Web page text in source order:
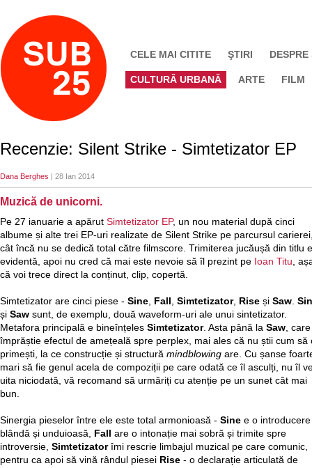
CELE MAI CITITE ŞTIRI DESPRE
CULTURĂ URBANĂ ARTE FILM
Recenzie: Silent Strike - Simtetizator EP
Dana Berghes | 28 Ian 2014
Muzică de unicorni.
Pe 27 ianuarie a apărut Simtetizator EP, un nou material după cinci
albume și alte trei EP-uri realizate de Silent Strike pe parcursul
cât încă nu se dedică total către filmscore. Trimiterea jucăușă din titlu e
evidentă, apoi nu cred că mai este nevoie să îl prezint pe Ioan Titu,
că voi trece direct la conținut, clip, copertă.
Simtetizator are cinci piese - Sine, Fall , Simtetizator, Rise și Saw.
și Saw sunt, de exemplu, două waveform-uri ale unui sintetizator.
Metafora principală e bineînțeles Simtetizator. Asta până la Saw, care
împrăștie efectul de amețeală spre perplex, mai ales că nu știi cum să
primești, la ce construcție și structură mindblowing are. Cu șanse
mari să fie genul acela de compoziții pe care odată ce îl asculți, nu îl
uita niciodată, vă recomand să urmăriți cu atenție pe un sunet cât mai
bun.
Sinergia pieselor între ele este total armonioasă - Sine e o introducere
blândă și unduioasă, Fall
are o intonație mai sobră și trimite spre
introversie, Simtetizatorîmi rescrie limbajul muzical pe care comunic,
pentru ca apoi să vină rândul piesei Rise - o declarație articulată de